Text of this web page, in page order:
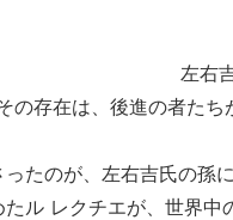
左右
の存在は、後進の者た
たのが、左右吉氏の孫
ル レクチエが、世界